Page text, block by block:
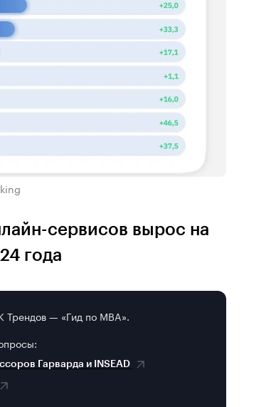
сервисов вырос на
года
Трендов — «Гид по MBA».
Гарварда и INSEAD